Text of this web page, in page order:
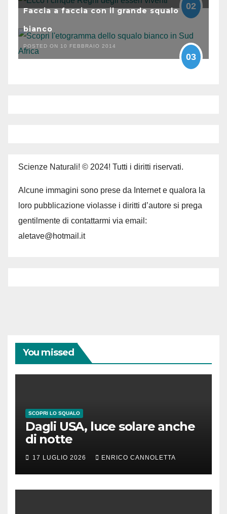
02
Faccia a faccia con il grande squalo
bianco
POSTED ON 10 FEBBRAIO 2014
03
Scienze Naturali! © 2024! Tutti i diritti riservati.
Alcune immagini sono prese da Internet e qualora la
loro pubblicazione violasse i diritti d’autore si prega
gentilmente di contattarmi via email:
aletave@hotmail.it
You missed
SCOPRI LO SQUALO
Dagli USA, luce solare anche
di notte
17 LUGLIO 2026 ENRICO CANNOLETTA